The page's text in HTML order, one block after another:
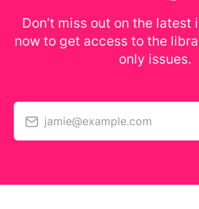
Don’t miss out on the latest
now to get access to the
only issues.
jamie@example.com